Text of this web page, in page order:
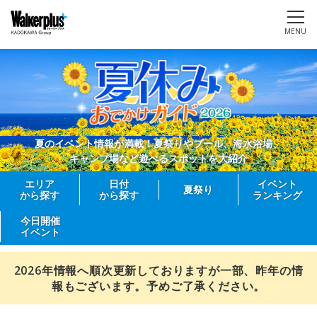
MENU
夏のイベント情報が満載！夏祭りやプール、海水浴場、
キャンプ場など遊べるスポットを大紹介
エリア
から探す
日付
から探す
夏祭り
イベント
ランキング
今日開催
イベント
2026年情報へ順次更新しておりますが一部、昨年の情
報もございます。予めご了承ください。